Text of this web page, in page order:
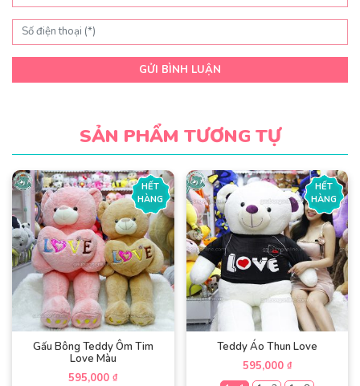
GỬI BÌNH LUẬN
SẢN PHẨM TƯƠNG TỰ
Gấu Bông Teddy Ôm Tim
Love Màu
595,000₫
HẾT
HÀNG
Teddy Áo Thun Love
595,000 ₫
HẾT
HÀNG